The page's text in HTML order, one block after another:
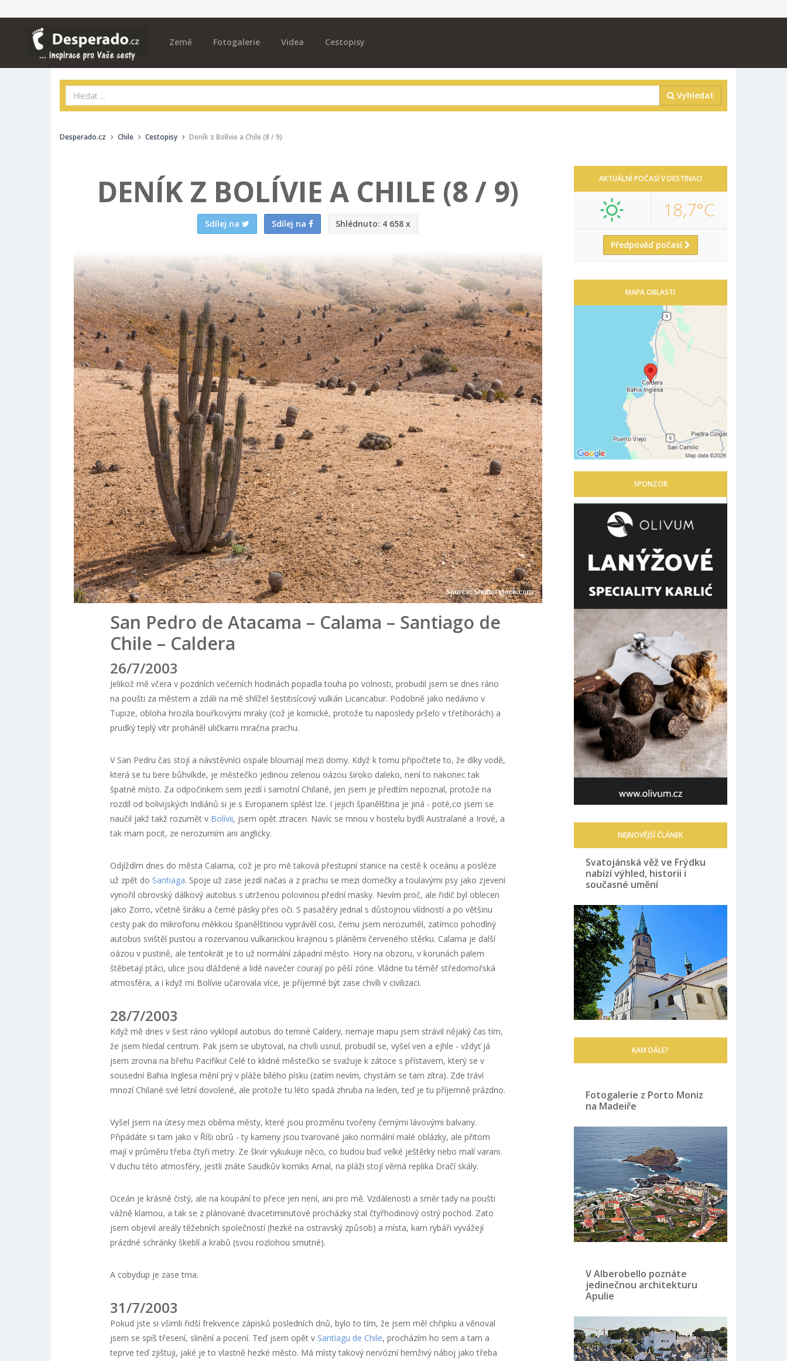
Země Fotogalerie Videa Cestopisy
Vyhledat
Desperado.cz Chile Cestopisy Deník z Bolívie a Chile (8 / 9)
DENÍK Z BOLÍVIE A CHILE (8 / 9)
Sdílej na Sdílej na Shlédnuto: 4 658 x
San Pedro de Atacama – Calama – Santiago de
Chile – Caldera
26/7/2003
Jelikož mě včera v pozdních večerních hodinách popadla touha po volnosti, probudil jsem se dnes ráno
na poušti za městem a zdáli na mě shlížel šestitisícový vulkán Licancabur. Podobně jako nedávno v
Tupize, obloha hrozila bouřkovými mraky (což je komické, protože tu naposledy pršelo v třetihorách) a
prudký teplý vítr proháněl uličkami mračna prachu.
V San Pedru čas stojí a návstěvníci ospale bloumají mezi domy. Když k tomu připočtete to, že díky vodě,
která se tu bere bůhvíkde, je městečko jedinou zelenou oázou široko daleko, není to nakonec tak
špatné místo. Za odpočinkem sem jezdí i samotní Chilané, jen jsem je předtím nepoznal, protože na
rozdíl od bolivijských Indiánů si je s Evropanem splést lze. I jejich španělština je jiná - poté,co jsem se
naučil jakž takž rozumět v Bolívii, jsem opět ztracen. Navíc se mnou v hostelu bydlí Australané a Irové, a
tak mam pocit, ze nerozumím ani anglicky.
Odjíždím dnes do města Calama, což je pro mě taková přestupní stanice na cestě k oceánu a posléze
už zpět do Santiaga. Spoje už zase jezdí načas a z prachu se mezi domečky a toulavými psy jako zjevení
vynořil obrovský dálkový autobus s utrženou polovinou přední masky. Nevím proč, ale řidič byl oblecen
jako Zorro, včetně širáku a černé pásky přes oči. S pasažéry jednal s důstojnou vlídností a po většinu
cesty pak do mikrofonu měkkou španělštinou vyprávěl cosi, čemu jsem nerozuměl, zatímco pohodlný
autobus svištěl pustou a rozervanou vulkanickou krajinou s pláněmi červeného stěrku. Calama je další
oázou v pustině, ale tentokrát je to už normální západní město. Hory na obzoru, v korunách palem
štěbetají ptáci, ulice jsou dláždené a lidé navečer courají po pěší zóne. Vládne tu téměř středomořská
atmosféra, a i když mi Bolívie učarovala více, je příjemné být zase chvíli v civilizaci.
28/7/2003
Když mě dnes v šest ráno vyklopil autobus do temné Caldery, nemaje mapu jsem strávil nějaký čas tím,
že jsem hledal centrum. Pak jsem se ubytoval, na chvíli usnul, probudil se, vyšel ven a ejhle - vždyť já
jsem zrovna na břehu Pacifiku! Celé to klidné městečko se svažuje k zátoce s přístavem, který se v
sousední Bahia Inglesa mění prý v pláže bílého písku (zatím nevím, chystám se tam zítra). Zde tráví
mnozí Chilané své letní dovolené, ale protože tu léto spadá zhruba na leden, teď je tu příjemně prázdno.
Vyšel jsem na útesy mezi oběma městy, které jsou prozměnu tvořeny černými lávovými balvany.
Připádáte si tam jako v Říši obrů - ty kameny jsou tvarované jako normální malé oblázky, ale přitom
mají v průměru třeba čtyři metry. Ze škvír vykukuje něco, co budou buď velké ještěrky nebo malí varani.
V duchu této atmosféry, jestli znáte Saudkův komiks Arnal, na pláži stojí věrná replika Dračí skály.
Oceán je krásně čistý, ale na koupání to přece jen není, ani pro mě. Vzdálenosti a směr tady na poušti
vážně klamou, a tak se z plánované dvacetiminutové procházky stal čtyřhodinový ostrý pochod. Zato
jsem objevil areály těžebních společností (hezké na ostravský způsob) a místa, kam rybáři vyvážejí
prázdné schránky škeblí a krabů (svou rozlohou smutné).
A cobydup je zase tma.
31/7/2003
Pokud jste si všimli řidší frekvence zápisků posledních dnů, bylo to tím, že jsem měl chřipku a věnoval
jsem se spíš třesení, slinění a pocení. Teď jsem opět v Santiagu de Chile, procházím ho sem a tam a
teprve teď zjištuji, jaké je to vlastně hezké město. Má místy takový nervózní hemživý náboj jako třeba
AKTUÁLNÍ POČASÍ V DESTINACI
18,7°C
Předpověď počasí
MAPA OBLASTI
SPONZOR
NEJNOVĚJŠÍ ČLÁNEK
Svatojánská věž ve Frýdku
nabízí výhled, historii i
současné umění
KAM DÁLE?
Fotogalerie z Porto Moniz
na Madeiře
V Alberobello poznáte
jedinečnou architekturu
Apulie